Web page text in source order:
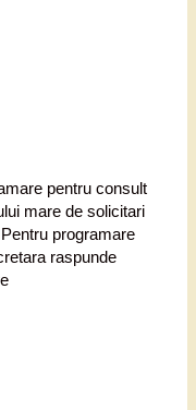
pentru consult
mare de solicitari
programare
raspunde